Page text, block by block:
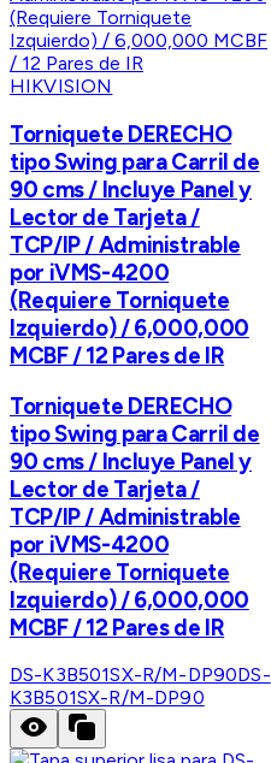
HIKVISION
Torniquete DERECHO
tipo Swing para Carril de
90 cms / Incluye Panel y
Lector de Tarjeta /
TCP/IP / Administrable
por iVMS-4200
(Requiere Torniquete
Izquierdo) / 6,000,000
MCBF / 12 Pares de IR
Torniquete DERECHO
tipo Swing para Carril de
90 cms / Incluye Panel y
Lector de Tarjeta /
TCP/IP / Administrable
por iVMS-4200
(Requiere Torniquete
Izquierdo) / 6,000,000
MCBF / 12 Pares de IR
DS-K3B501SX-R/M-DP90DS-
K3B501SX-R/M-DP90